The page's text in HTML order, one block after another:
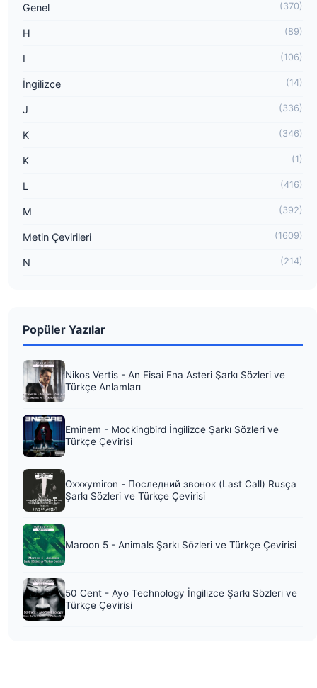
Genel (370)
H (89)
I (106)
İngilizce (14)
J (336)
K (346)
K (1)
L (416)
M (392)
Metin Çevirileri (1609)
N (214)
Popüler Yazılar
Nikos Vertis - An Eisai Ena Asteri Şarkı Sözleri ve
Türkçe Anlamları
Eminem - Mockingbird İngilizce Şarkı Sözleri ve
Türkçe Çevirisi
Oxxxymiron - Последний звонок (Last Call) Rusça
Şarkı Sözleri ve Türkçe Çevirisi
Maroon 5 - Animals Şarkı Sözleri ve Türkçe Çevirisi
50 Cent - Ayo Technology İngilizce Şarkı Sözleri ve
Türkçe Çevirisi